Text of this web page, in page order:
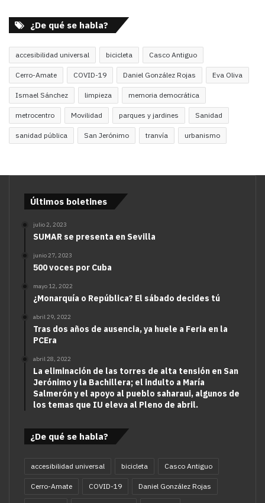
¿De qué se habla?
accesibilidad universal bicicleta Casco Antiguo
Cerro-Amate COVID-19 Daniel González Rojas Eva Oliva
Ismael Sánchez limpieza memoria democrática
metrocentro Movilidad parques y jardines Sanidad
sanidad pública San Jerónimo tranvía urbanismo
Últimos boletines
julio 2, 2023
SUMAR se presenta en Sevilla
junio 27, 2023
500 voces por Cuba
mayo 12, 2022
¿Monarquía o República? El sábado decides tú
abril 29, 2022
Tras dos años de ausencia, ya huele a Feria en la
PCEra
abril 28, 2022
La eliminación de las torres de alta tensión en San
Jerónimo y la Bachillera; el indulto a María
Salmerón y el apoyo al pueblo saharaui, algunos de
los temas que IU eleva al Pleno de abril.
¿De qué se habla?
accesibilidad universal bicicleta Casco Antiguo
Cerro-Amate COVID-19 Daniel González Rojas